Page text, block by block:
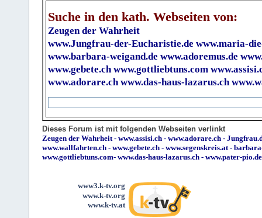
Suche in den kath. Webseiten von:
Zeugen der Wahrheit
www.Jungfrau-der-Eucharistie.de www.maria-
www.barbara-weigand.de www.adoremus.de
www.gebete.ch www.gottliebtuns.com
www.adorare.ch www.das-haus-lazarus.ch
Dieses Forum ist mit folgenden Webseiten verlinkt
Zeugen der Wahrheit- www.assisi.ch - www.adorare.ch -
www.wallfahrten.ch - www.gebete.ch - www.segenskreis.at-
www.gottliebtuns.com- www.das-haus-lazarus.ch - www.pater-pio.de
www3.k-tv.org
www.k-tv.org
www.k-tv.at